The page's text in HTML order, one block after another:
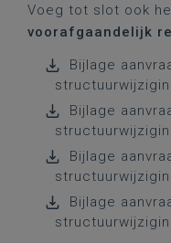
Voeg tot slot ook
voorafgaandelijk
Bijlage
Bijlage
Bijlage
Bijlage